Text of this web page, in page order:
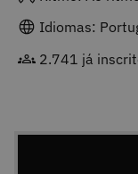
Idiomas:
2.741 já